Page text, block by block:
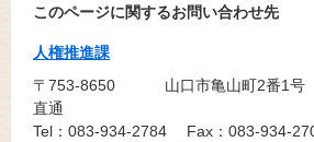
このページに関するお問い合わせ先
人権推進課
〒753-8650
山口市亀山町2番1
直通
Tel：083-934-2784
Fax：083-934-